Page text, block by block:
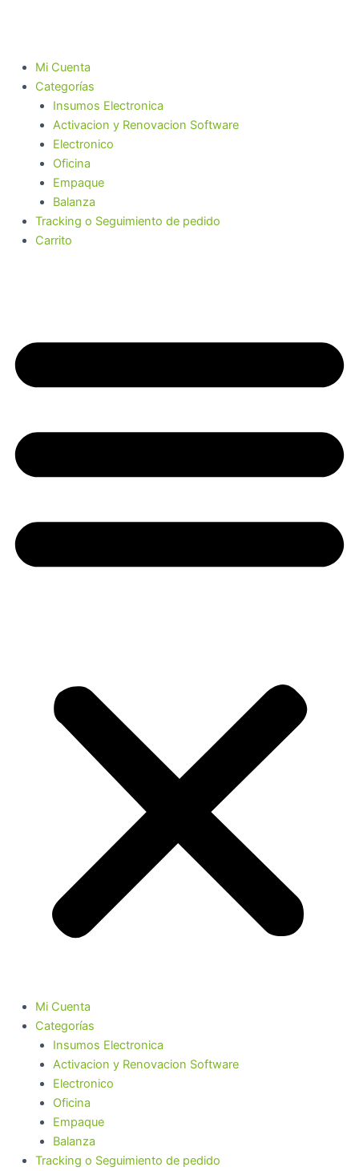
Mi Cuenta
Categorías
Insumos Electronica
Activacion y Renovacion Software
Electronico
Oficina
Empaque
Balanza
Tracking o Seguimiento de pedido
Carrito
Mi Cuenta
Categorías
Insumos Electronica
Activacion y Renovacion Software
Electronico
Oficina
Empaque
Balanza
Tracking o Seguimiento de pedido